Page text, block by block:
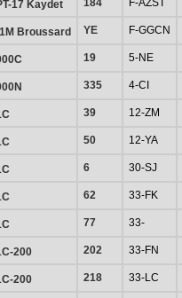
17 Kaydet 184 F-AZST
Broussard YE F-GGCN
19 5-NE
335 4-CI
39 12-ZM
50 12-YA
6 30-SJ
62 33-FK
77 33-
200 202 33-FN
200 218 33-LC